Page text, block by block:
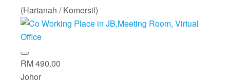
(Hartanah / Komersil)
RM 490.00
Johor